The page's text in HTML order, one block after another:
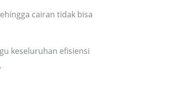
cairan tidak bisa
keseluruhan efisiensi